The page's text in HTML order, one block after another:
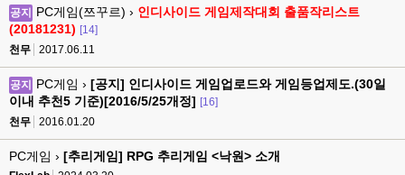
공지 PC게임(쯔꾸르) › 인디사이드 게임제작대회 출품작리스트
(20181231) [14]
천무
2017.06.11
공지 PC게임 › [공지] 인디사이드 게임업로드와 게임등업제도.(30일
이내 추천5 기준)[2016/5/25개정] [16]
천무
2016.01.20
PC게임 › [추리게임] RPG 추리게임 <낙원> 소개